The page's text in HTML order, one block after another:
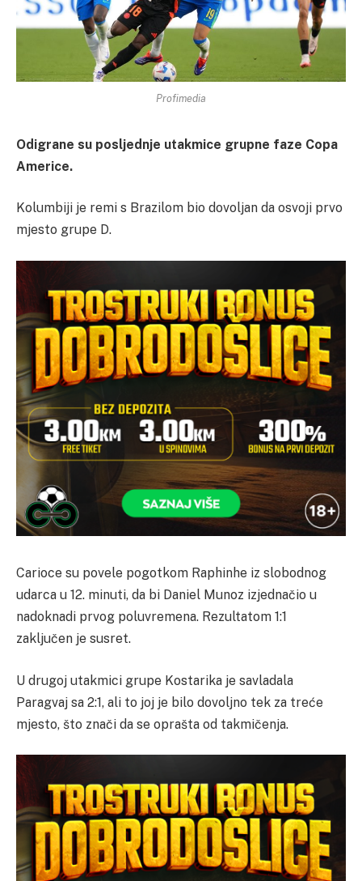
Profimedia
Odigrane su posljednje utakmice grupne faze Copa
Americe.
Kolumbiji je remi s Brazilom bio dovoljan da osvoji prvo
mjesto grupe D.
Carioce su povele pogotkom Raphinhe iz slobodnog
udarca u 12. minuti, da bi Daniel Munoz izjednačio u
nadoknadi prvog poluvremena. Rezultatom 1:1
zaključen je susret.
U drugoj utakmici grupe Kostarika je savladala
Paragvaj sa 2:1, ali to joj je bilo dovoljno tek za treće
mjesto, što znači da se oprašta od takmičenja.